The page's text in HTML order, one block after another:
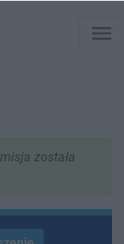
menu
została